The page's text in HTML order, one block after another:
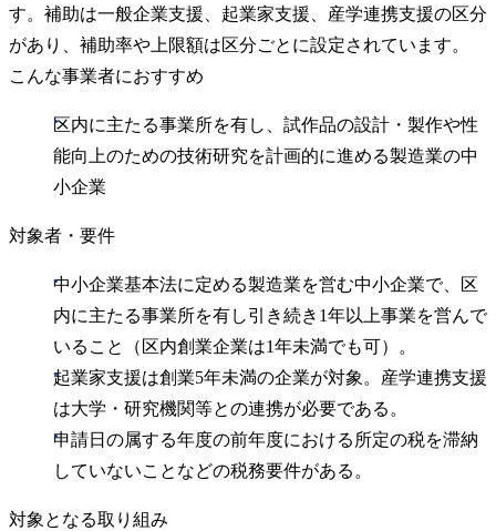
す。補助は一般企業支援、起業家支援、産学連携支援の区分
があり、補助率や上限額は区分ごとに設定されています。
こんな事業者におすすめ
区内に主たる事業所を有し、試作品の設計・製作や性
能向上のための技術研究を計画的に進める製造業の中
小企業
対象者・要件
中小企業基本法に定める製造業を営む中小企業で、区
内に主たる事業所を有し引き続き1年以上事業を営んで
いること（区内創業企業は1年未満でも可）。
起業家支援は創業5年未満の企業が対象。産学連携支援
は大学・研究機関等との連携が必要である。
申請日の属する年度の前年度における所定の税を滞納
していないことなどの税務要件がある。
対象となる取り組み